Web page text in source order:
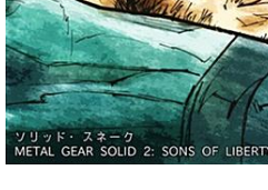
出版社/メーカー:コナミ
発売日:2007/07/26
メディア:Video Game
クリック: 8回
この商品を含むブログ